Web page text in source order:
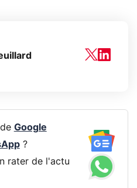
Google
?
rater de l'actu